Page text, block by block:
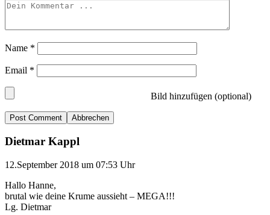
Name *
Email *
Bild hinzufügen (optional)
Abbrechen
Dietmar Kappl
12.September 2018 um 07:53 Uhr
Hallo Hanne,
brutal wie deine Krume aussieht – MEGA!!!
Lg. Dietmar